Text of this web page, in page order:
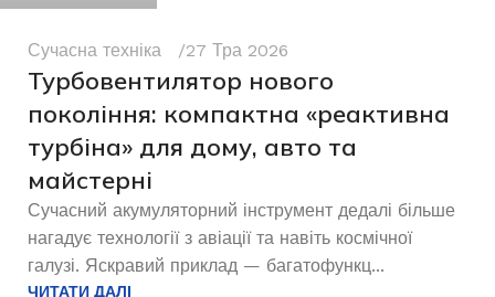
Сучасна техніка 27 Тра 2026
Турбовентилятор нового
покоління: компактна «реактивна
турбіна» для дому, авто та
майстерні
Сучасний акумуляторний інструмент дедалі більше
нагадує технології з авіації та навіть космічної
галузі. Яскравий приклад — багатофункц...
ЧИТАТИ ДАЛІ